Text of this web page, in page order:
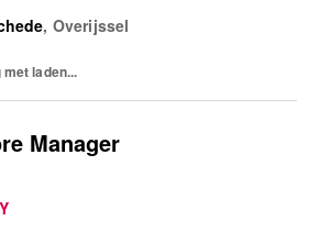
, Overijssel
met laden...
Manager